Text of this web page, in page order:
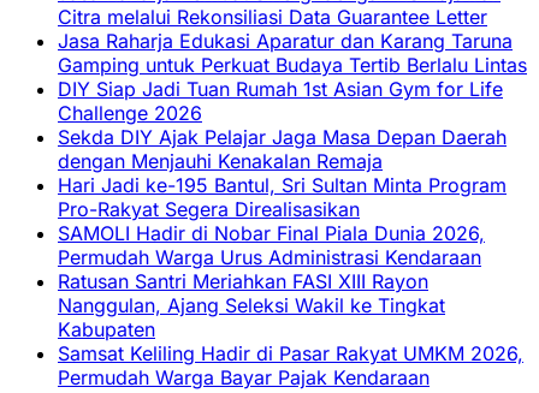
Citra melalui Rekonsiliasi Data Guarantee Letter
Jasa Raharja Edukasi Aparatur dan Karang Taruna
Gamping untuk Perkuat Budaya Tertib Berlalu Lintas
DIY Siap Jadi Tuan Rumah 1st Asian Gym for Life
Challenge 2026
Sekda DIY Ajak Pelajar Jaga Masa Depan Daerah
dengan Menjauhi Kenakalan Remaja
Hari Jadi ke-195 Bantul, Sri Sultan Minta Program
Pro-Rakyat Segera Direalisasikan
SAMOLI Hadir di Nobar Final Piala Dunia 2026,
Permudah Warga Urus Administrasi Kendaraan
Ratusan Santri Meriahkan FASI XIII Rayon
Nanggulan, Ajang Seleksi Wakil ke Tingkat
Kabupaten
Samsat Keliling Hadir di Pasar Rakyat UMKM 2026,
Permudah Warga Bayar Pajak Kendaraan